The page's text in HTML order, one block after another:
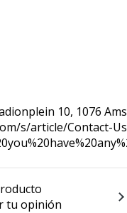
10, 1076
s/article/Contact-
tu opinión